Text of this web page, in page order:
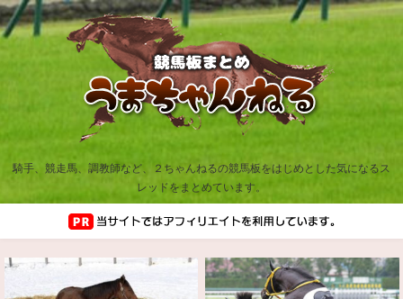
騎手、競走馬、調教師など、２ちゃんねるの競馬板をはじめとした気になるス
レッドをまとめています。